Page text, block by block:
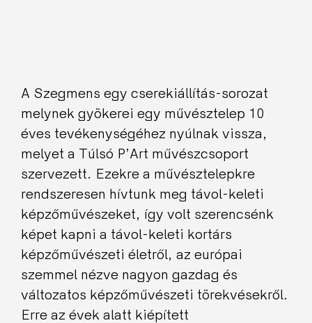
A Szegmens egy cserekiállítás-sorozat
melynek gyökerei egy művésztelep 10
éves tevékenységéhez nyúlnak vissza,
melyet a Túlsó P’Art művészcsoport
szervezett. Ezekre a művésztelepkre
rendszeresen hívtunk meg távol-keleti
képzőművészeket, így volt szerencsénk
képet kapni a távol-keleti kortárs
képzőművészeti életről, az európai
szemmel nézve nagyon gazdag és
változatos képzőművészeti törekvésekről.
Erre az évek alatt kiépített